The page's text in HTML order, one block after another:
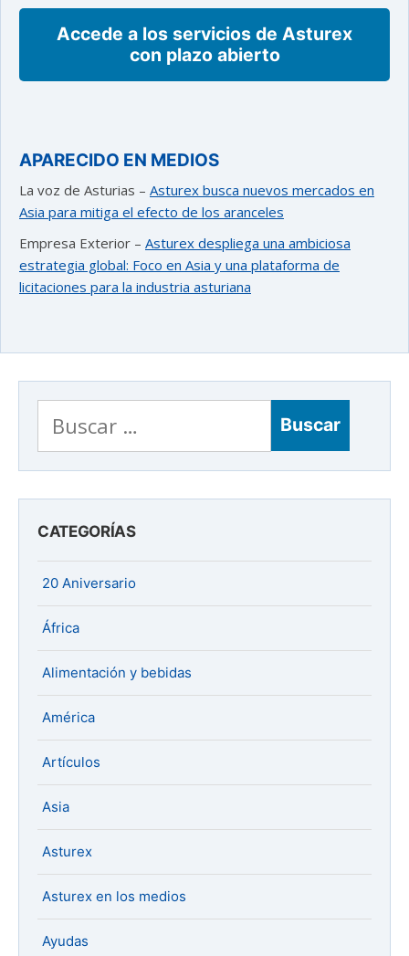
Accede a los servicios de Asturex
con plazo abierto
APARECIDO EN MEDIOS
La voz de Asturias – Asturex busca nuevos mercados en
Asia para mitiga el efecto de los aranceles
Empresa Exterior – Asturex despliega una ambiciosa
estrategia global: Foco en Asia y una plataforma de
licitaciones para la industria asturiana
Buscar:
CATEGORÍAS
20 Aniversario
África
Alimentación y bebidas
América
Artículos
Asia
Asturex
Asturex en los medios
Ayudas